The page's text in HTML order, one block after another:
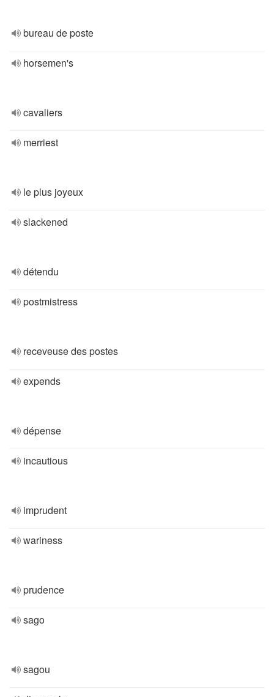
bureau de poste
horsemen's
cavaliers
merriest
le plus joyeux
slackened
détendu
postmistress
receveuse des postes
expends
dépense
incautious
imprudent
wariness
prudence
sago
sagou